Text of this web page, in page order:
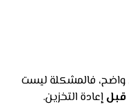
واضح، فالمشكلة ليست
إعادة التخزين.